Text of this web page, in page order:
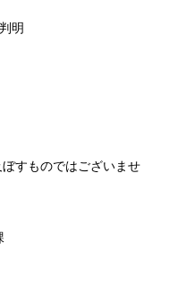
明
すものではございませ